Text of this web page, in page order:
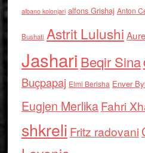
albano kolonjari alfons Grishaj Anton
Bushati Astrit Lulushi
Jashari Beqir Sina
Buçpapaj Elmi Berisha Enver
Eugjen MerlikaFahri
shkreli Fritz radovani